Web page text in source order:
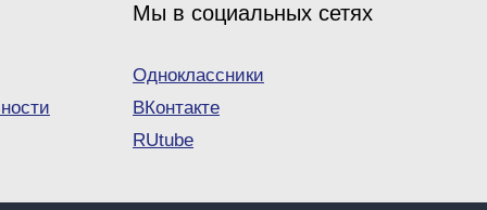
Мы в социальных сетях
Одноклассники
ВКонтакте
RUtube